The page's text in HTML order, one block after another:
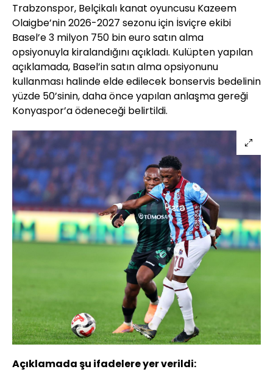
Trabzonspor, Belçikalı kanat oyuncusu Kazeem
Olaigbe’nin 2026-2027 sezonu için İsviçre ekibi
Basel’e 3 milyon 750 bin euro satın alma
opsiyonuyla kiralandığını açıkladı. Kulüpten yapılan
açıklamada, Basel’in satın alma opsiyonunu
kullanması halinde elde edilecek bonservis bedelinin
yüzde 50’sinin, daha önce yapılan anlaşma gereği
Konyaspor’a ödeneceği belirtildi.
Açıklamada şu ifadelere yer verildi: